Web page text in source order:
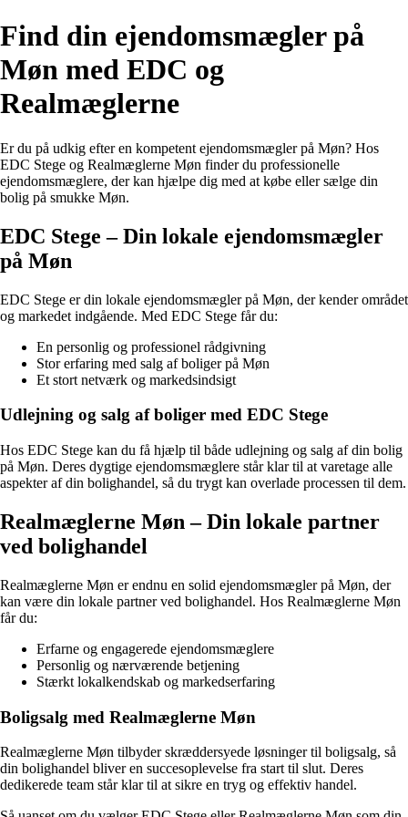
Find din ejendomsmægler på
Møn med EDC og
Realmæglerne
Er du på udkig efter en kompetent ejendomsmægler på Møn? Hos
EDC Stege og Realmæglerne Møn finder du professionelle
ejendomsmæglere, der kan hjælpe dig med at købe eller sælge din
bolig på smukke Møn.
EDC Stege – Din lokale ejendomsmægler
på Møn
EDC Stege er din lokale ejendomsmægler på Møn, der kender området
og markedet indgående. Med EDC Stege får du:
En personlig og professionel rådgivning
Stor erfaring med salg af boliger på Møn
Et stort netværk og markedsindsigt
Udlejning og salg af boliger med EDC Stege
Hos EDC Stege kan du få hjælp til både udlejning og salg af din bolig
på Møn. Deres dygtige ejendomsmæglere står klar til at varetage alle
aspekter af din bolighandel, så du trygt kan overlade processen til dem.
Realmæglerne Møn – Din lokale partner
ved bolighandel
Realmæglerne Møn er endnu en solid ejendomsmægler på Møn, der
kan være din lokale partner ved bolighandel. Hos Realmæglerne Møn
får du:
Erfarne og engagerede ejendomsmæglere
Personlig og nærværende betjening
Stærkt lokalkendskab og markedserfaring
Boligsalg med Realmæglerne Møn
Realmæglerne Møn tilbyder skræddersyede løsninger til boligsalg, så
din bolighandel bliver en succesoplevelse fra start til slut. Deres
dedikerede team står klar til at sikre en tryg og effektiv handel.